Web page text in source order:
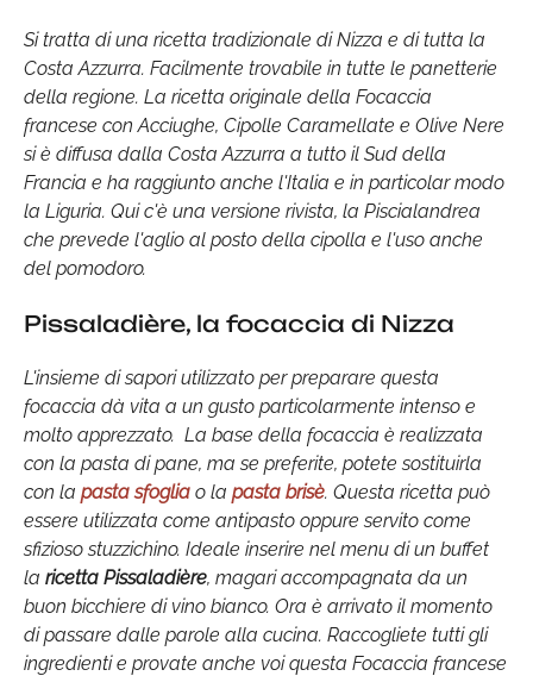
Si tratta di una ricetta tradizionale di Nizza e di tutta la
Costa Azzurra. Facilmente trovabile in tutte le panetterie
della regione. La ricetta originale della Focaccia
francese con Acciughe, Cipolle Caramellate e Olive Nere
si è diffusa dalla Costa Azzurra a tutto il Sud della
Francia e ha raggiunto anche l'Italia e in particolar modo
la Liguria. Qui c'è una versione rivista, la Piscialandrea
che prevede l'aglio al posto della cipolla e l'uso anche
del pomodoro.
Pissaladière, la focaccia di Nizza
L'insieme di sapori utilizzato per preparare questa
focaccia dà vita a un gusto particolarmente intenso e
molto apprezzato. La base della focaccia è realizzata
con la pasta di pane, ma se preferite, potete sostituirla
con la pasta sfoglia o la pasta brisè. Questa ricetta può
essere utilizzata come antipasto oppure servito come
sfizioso stuzzichino. Ideale inserire nel menu di un buffet
la ricetta Pissaladière, magari accompagnata da un
buon bicchiere di vino bianco. Ora è arrivato il momento
di passare dalle parole alla cucina. Raccogliete tutti gli
ingredienti e provate anche voi questa Focaccia francese